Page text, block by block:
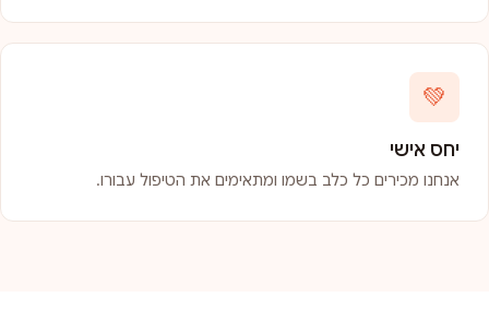
💚
יחס אישי
אנחנו מכירים כל כלב בשמו ומתאימים את הטיפול עבורו.